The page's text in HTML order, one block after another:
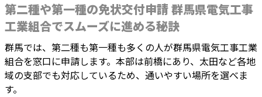
第二種や第一種の免状交付申請 群馬県電気工事
工業組合でスムーズに進める秘訣
群馬では、第二種も第一種も多くの人が群馬県電気工事工業
組合を窓口に申請します。本部は前橋にあり、太田など各地
域の支部でも対応しているため、通いやすい場所を選べま
す。